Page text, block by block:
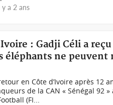
y a 2 ans
: Gadji Céli a
éléphants ne
en Côte d’Ivoire après 12
de la CAN « Sénégal 92
(FI...